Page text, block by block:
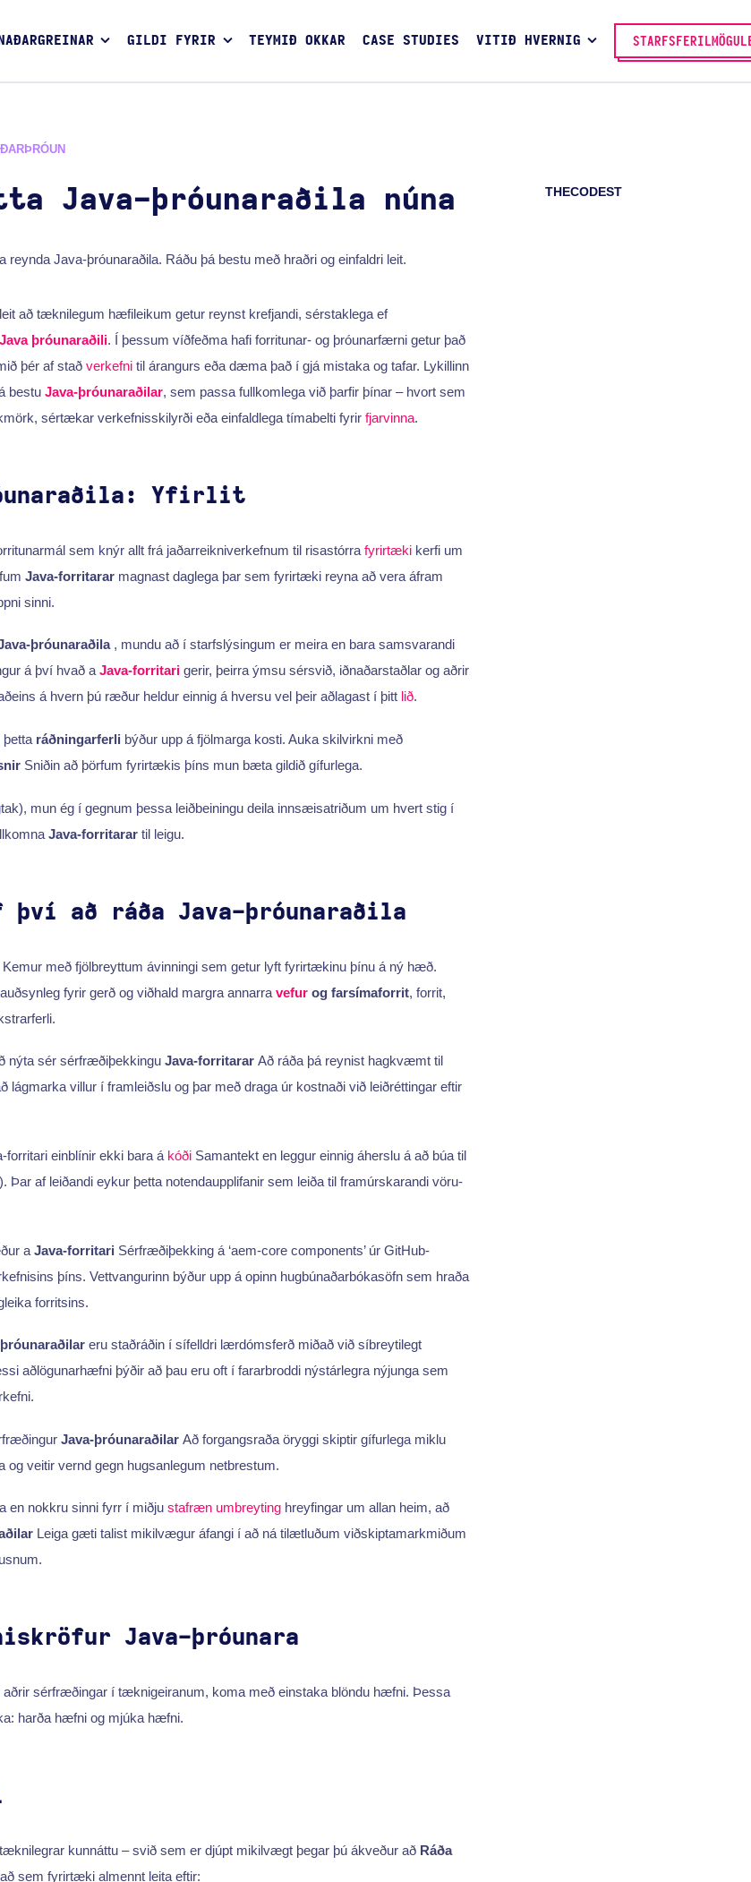
GILDI FYRIR TEYMIÐ OKKAR CASE STUDIES VITIÐ HVERNIG
Java-þróunaraðila núna THECODEST
reynda Java-þróunaraðila. Ráðu þá bestu með hraðri og einfaldri leit.
að tæknilegum hæfileikum getur reynst krefjandi, sérstaklega ef
Java þróunaraðili. Í þessum víðfeðma hafi forritunar- og þróunarfærni getur það
þér af stað verkefnitil árangurs eða dæma það í gjá mistaka og tafar. Lykillinn
bestu Java-þróunaraðilar, sem passa fullkomlega við þarfir þínar – hvort sem
sértækar verkefnisskilyrði eða einfaldlega tímabelti fyrir fjarvinna.
Yfirlit
sem knýr allt frá jaðarreikniverkefnum til risastórra fyrirtækikerfi um
Java-forritararmagnast daglega þar sem fyrirtæki reyna að vera áfram
sinni.
þróunaraðila , mundu að í starfslýsingum er meira en bara samsvarandi
á því hvað a Java-forritarigerir, þeirra ýmsu sérsvið, iðnaðarstaðlar og aðrir
á hvern þú ræður heldur einnig á hversu vel þeir aðlagast í þitt lið.
þetta ráðningarferli býður upp á fjölmarga kosti. Auka skilvirkni með
Sniðin að þörfum fyrirtækis þíns mun bæta gildið gífurlega.
mun ég í gegnum þessa leiðbeiningu deila innsæisatriðum um hvert stig í
Java-forritarar til leigu.
því að ráða Java-þróunaraðila
Kemur með fjölbreyttum ávinningi sem getur lyft fyrirtækinu þínu á ný hæð.
fyrir gerð og viðhald margra annarra vefurog farsímaforrit, forrit,
nýta sér sérfræðiþekkingu Java-forritarar Að ráða þá reynist hagkvæmt til
lágmarka villur í framleiðslu og þar með draga úr kostnaði við leiðréttingar eftir
einblínir ekki bara á kóðiSamantekt en leggur einnig áherslu á að búa til
Þar af leiðandi eykur þetta notendaupplifanir sem leiða til framúrskarandi vöru­
a Java-forritari Sérfræðiþekking á ‘aem-core components’ úr GitHub-
þíns. Vettvangurinn býður upp á opinn hugbúnaðarbókasöfn sem hraða
forritsins.
eru staðráðin í sífelldri lærdómsferð miðað við síbreytilegt
aðlögunarhæfni þýðir að þau eru oft í fararbroddi nýstárlegra nýjunga sem
Java-þróunaraðilar Að forgangsraða öryggi skiptir gífurlega miklu
og veitir vernd gegn hugsanlegum netbrestum.
en nokkru sinni fyrr í miðju stafræn umbreytinghreyfingar um allan heim, að
Leiga gæti talist mikilvægur áfangi í að ná tilætluðum viðskiptamarkmiðum
Java-þróunara
aðrir sérfræðingar í tæknigeiranum, koma með einstaka blöndu hæfni. Þessa
harða hæfni og mjúka hæfni.
kunnáttu – svið sem er djúpt mikilvægt þegar þú ákveður að Ráða
sem fyrirtæki almennt leita eftir: